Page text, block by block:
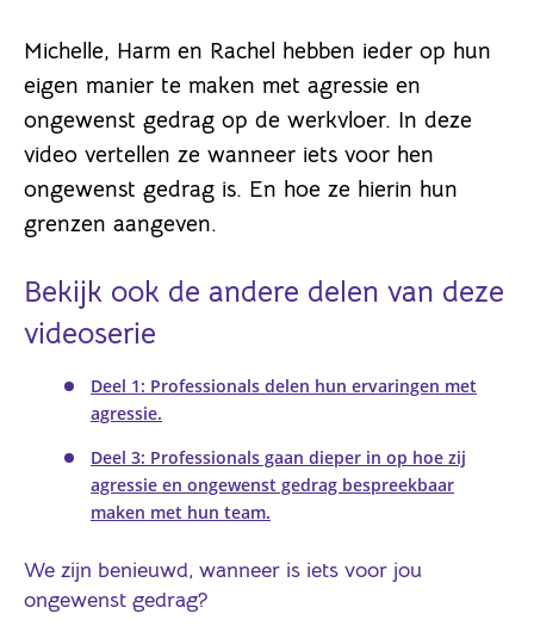
Michelle, Harm en Rachel hebben ieder op hun
eigen manier te maken met agressie en
ongewenst gedrag op de werkvloer. In deze
video vertellen ze wanneer iets voor hen
ongewenst gedrag is. En hoe ze hierin hun
grenzen aangeven.
Bekijk ook de andere delen van deze
videoserie
Deel 1: Professionals delen hun ervaringen met
agressie.
Deel 3: Professionals gaan dieper in op hoe zij
agressie en ongewenst gedrag bespreekbaar
maken met hun team.
We zijn benieuwd, wanneer is iets voor jou
ongewenst gedrag?